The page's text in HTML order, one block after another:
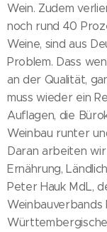
Wein. Zudem
noch rund 40
Weine, sind aus
Problem. Dass
an der Qualität,
muss wieder ein
Auflagen, die
Weinbau runter
Daran arbeiten
Ernährung,
Peter Hauk MdL,
Weinbauverbands